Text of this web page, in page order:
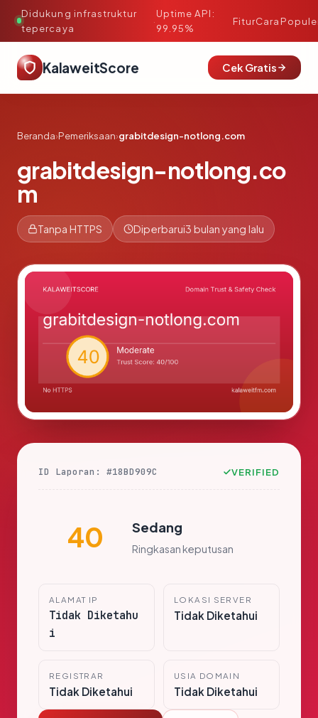
Didukung infrastruktur
tepercaya
·
Uptime API:
99.95%
FiturCara
KalaweitScore Cek Gratis
Beranda›Pemeriksaan›grabitdesign-notlong.com
grabitdesign-notlong.co
m
Tanpa HTTPS Diperbarui3 bulan yang lalu
ID Laporan: #18BD909C VERIFIED
40 Sedang
Ringkasan keputusan
ALAMAT IP
Tidak Diketahu
i
LOKASI SERVER
Tidak Diketahui
REGISTRAR
Tidak Diketahui
USIA DOMAIN
Tidak Diketahui